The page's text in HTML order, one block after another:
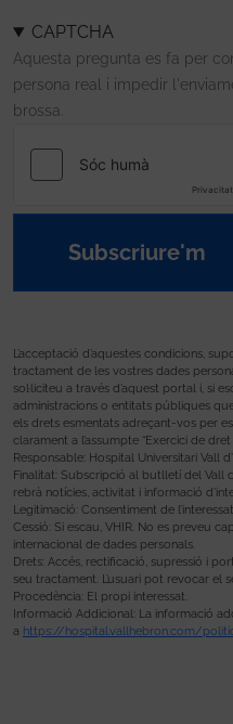
CAPTCHA
Aquesta pregunta es fa per
persona real i impedir
brossa.
Subscriure'm
L’acceptació d’aquestes condicions,
tractament de les vostres dades
sol·liciteu a través d’aquest portal i, si
administracions o entitats públiques
els drets esmentats adreçant-vos per
clarament a l’assumpte “Exercici de dret
Responsable: Hospital Universitari Vall
Finalitat: Subscripció al butlletí del Vall
rebrà notícies, activitat i informació
Legitimació: Consentiment de l’interessat.
Cessió: Si escau, VHIR. No es preveu
internacional de dades personals.
Drets: Accés, rectificació, supressió i
seu tractament. L’usuari pot revocar el
Procedència: El propi interessat.
Informació Addicional: La informació
a https://hospital.vallhebron.com/